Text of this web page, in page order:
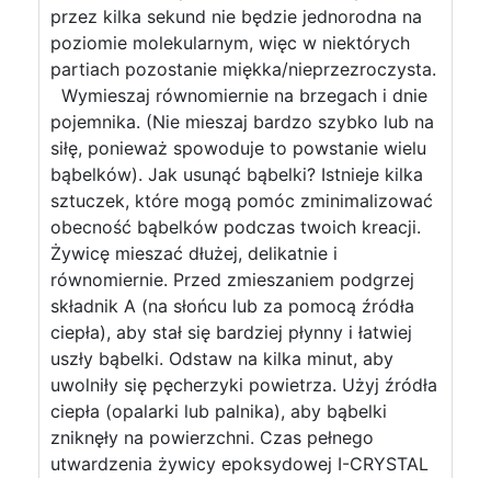
przez kilka sekund nie będzie jednorodna na
poziomie molekularnym, więc w niektórych
partiach pozostanie miękka/nieprzezroczysta.
Wymieszaj równomiernie na brzegach i dnie
pojemnika. (Nie mieszaj bardzo szybko lub na
siłę, ponieważ spowoduje to powstanie wielu
bąbelków). Jak usunąć bąbelki? Istnieje kilka
sztuczek, które mogą pomóc zminimalizować
obecność bąbelków podczas twoich kreacji.
Żywicę mieszać dłużej, delikatnie i
równomiernie. Przed zmieszaniem podgrzej
składnik A (na słońcu lub za pomocą źródła
ciepła), aby stał się bardziej płynny i łatwiej
uszły bąbelki. Odstaw na kilka minut, aby
uwolniły się pęcherzyki powietrza. Użyj źródła
ciepła (opalarki lub palnika), aby bąbelki
zniknęły na powierzchni. Czas pełnego
utwardzenia żywicy epoksydowej I-CRYSTAL